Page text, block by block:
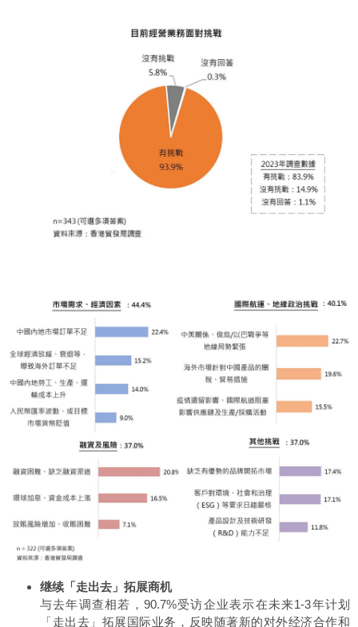
继续「走出去」拓展商机
与去年调查相若，90.7%受访企业表示在未来1-3年计划
「走出去」拓展国际业务，反映随著新的对外经济合作和